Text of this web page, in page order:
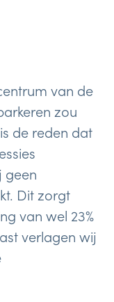
van de
zou
de reden dat
geen
Dit zorgt
van wel 23%
verlagen wij